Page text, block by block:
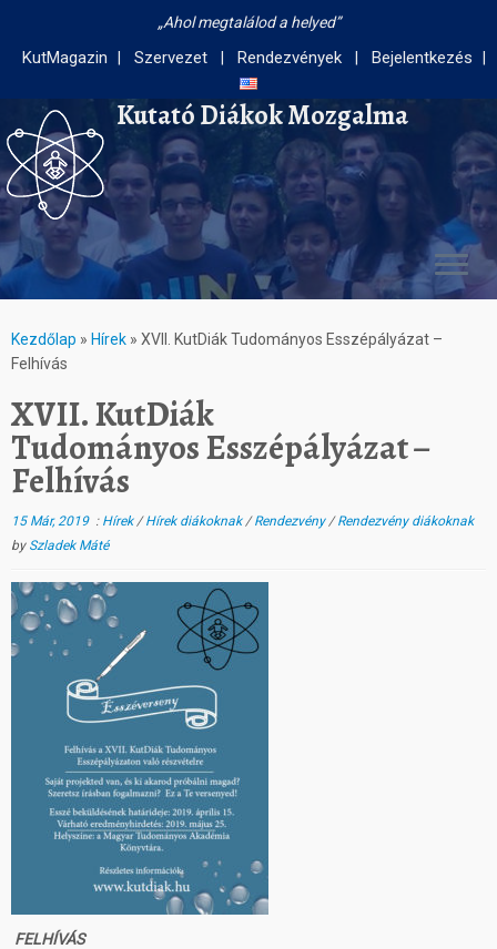
Ahol megtalálod a helyed
KutMagazin Szervezet Rendezvények Bejelentkezés
Kutató Diákok Mozgalma
Kezdőlap » Hírek » XVII. KutDiák Tudományos Esszépályázat –
Felhívás
XVII. KutDiák
Tudományos Esszépályázat –
Felhívás
15 Már, 2019: Hírek/Hírek diákoknak/Rendezvény/Rendezvény diákoknak
by Szladek Máté
FELHÍVÁS